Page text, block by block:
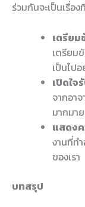
ร่วมกันจะเป็นเรื่อ
เตรีย
เตรียม
เป็นไป
เปิดใจ
จากอา
มากมาย
แสดงค
งานที่ท
ของเรา
บทสรุป